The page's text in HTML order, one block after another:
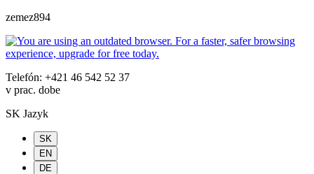
zemez894
Telefón: +421 46 542 52 37
v prac. dobe
SK Jazyk
SK
EN
DE